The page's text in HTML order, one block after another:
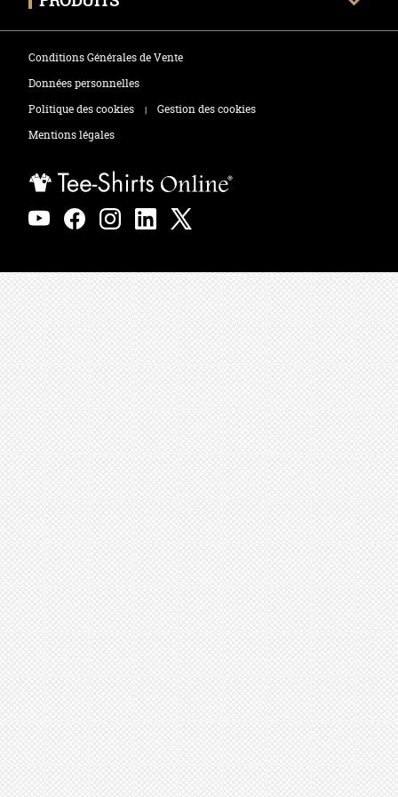
Zones de marquage
Polos
Sweats
Conditions Générales de Vente
Données personnelles
Politique des cookies
|
Gestion des cookies
Mentions légales